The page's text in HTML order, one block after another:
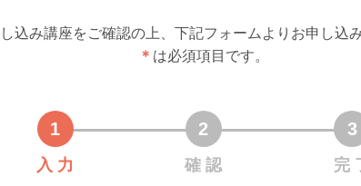
込み講座をご確認の上、下記フォームよりお申し込
＊ は必須項目です。
入 力 確 認 完